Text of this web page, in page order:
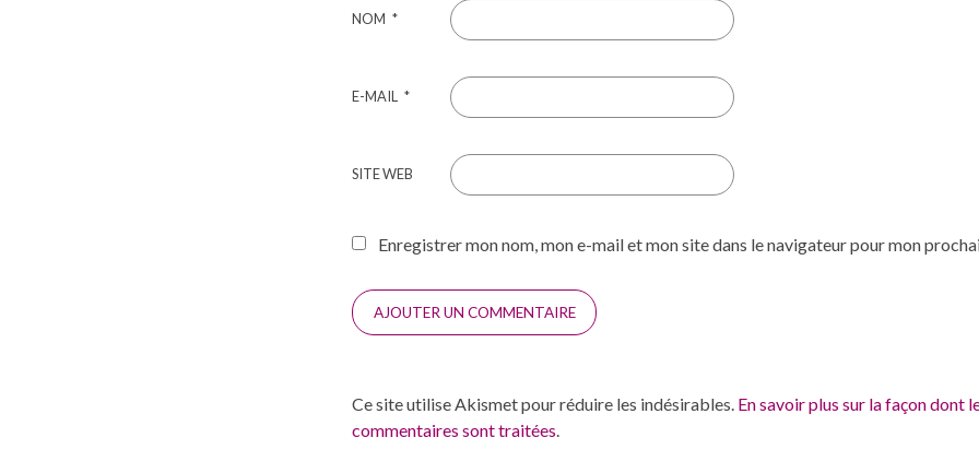
NOM *
E-MAIL *
SITE WEB
Enregistrer mon nom, mon e-mail et mon site dans le navigateur pour mon
Ce site utilise Akismet pour réduire les indésirables. En savoir plus sur la façon dont
commentaires sont traitées.